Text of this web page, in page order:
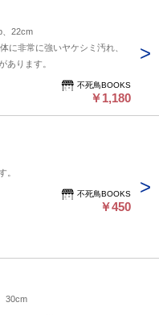
、22cm
に非常に強いヤケシミ汚れ、
あります。
不死鳥BOOKS
￥1,180
。
不死鳥BOOKS
￥450
30cm